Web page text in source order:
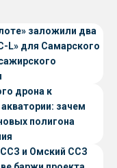
заложили два
L» для Самарского
дрона к
зачем
полигона
и Омский ССЗ